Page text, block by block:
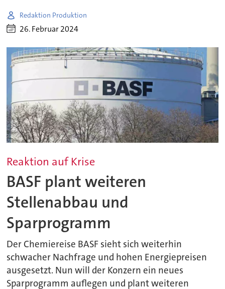
Redaktion Produktion
26. Februar 2024
Reaktion auf Krise
BASF plant weiteren
Stellenabbau und
Sparprogramm
Der Chemiereise BASF sieht sich weiterhin
schwacher Nachfrage und hohen Energiepreisen
ausgesetzt. Nun will der Konzern ein neues
Sparprogramm auflegen und plant weiteren